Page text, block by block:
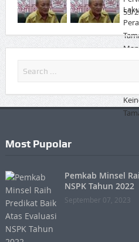
Most Pupolar
Pemkab Minsel
NSPK Tahun 2022
September 07, 2023